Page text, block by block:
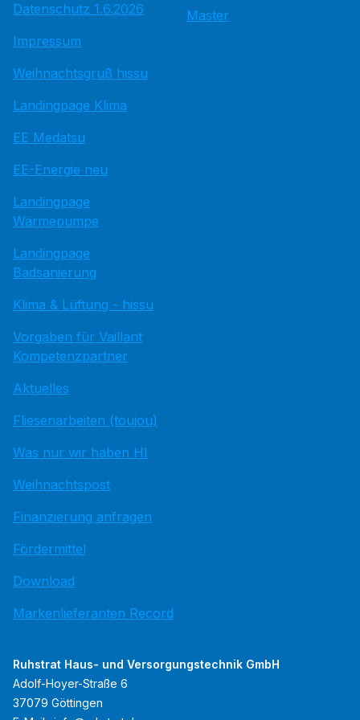
Datenschutz 1.6.2026
Impressum
Weihnachtsgruß hissu
Landingpage Klima
EE Medatsu
EE-Energie neu
Landingpage
Wärmepumpe
Landingpage
Badsanierung
Klima & Lüftung - hissu
Vorgaben für Vaillant
Kompetenzpartner
Aktuelles
Fliesenarbeiten (toujou)
Was nur wir haben HI
Weihnachtspost
Finanzierung anfragen
Fördermittel
Download
Markenlieferanten Record
Master
Ruhstrat Haus- und Versorgungstechnik GmbH
Adolf-Hoyer-Straße 6
37079 Göttingen